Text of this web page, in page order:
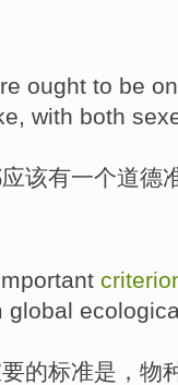
ought to be
with both
该有一个道德
global
的标准是 ， 物